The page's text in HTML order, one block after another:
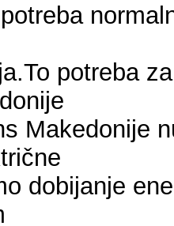
potreba
Makedonije
dobijanje